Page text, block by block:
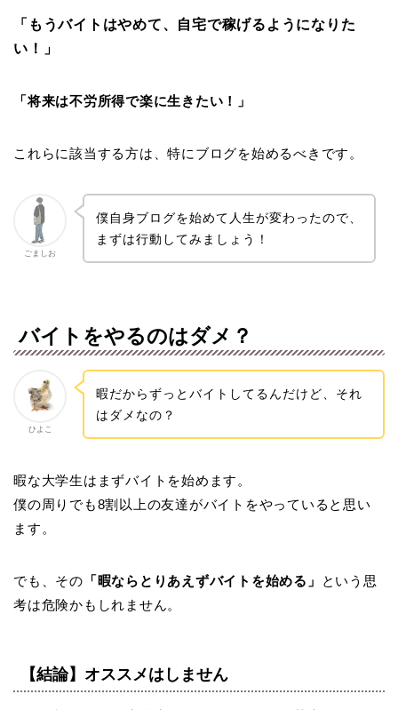
「もうバイトはやめて、自宅で稼げるようになりた
い！」
「将来は不労所得で楽に生きたい！」
これらに該当する方は、特にブログを始めるべきです。
ごましお
僕自身ブログを始めて人生が変わったので、
まずは行動してみましょう！
バイトをやるのはダメ？
ひよこ
暇だからずっとバイトしてるんだけど、それ
はダメなの？
暇な大学生はまずバイトを始めます。
僕の周りでも8割以上の友達がバイトをやっていると思い
ます。
でも、その 「暇ならとりあえずバイトを始める」
という思
考は危険かもしれません。
【結論】オススメはしません